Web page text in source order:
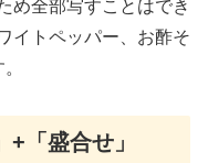
め全部写すことはでき
イトペッパー、お酢そ
+「盛合せ」